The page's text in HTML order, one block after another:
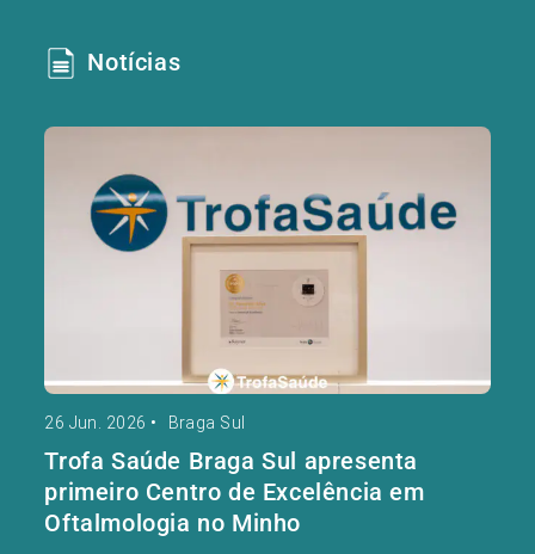
Notícias
26 Jun. 2026 • Braga Sul
Trofa Saúde Braga Sul apresenta
primeiro Centro de Excelência em
Oftalmologia no Minho